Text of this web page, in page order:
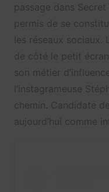
passage dans
permis de se
les réseaux sociaux.
de côté le petit
son métier
l’instagrameuse
chemin. Candidate
aujourd’hui comme